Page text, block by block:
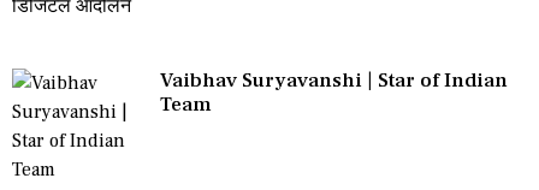
Vaibhav Suryavanshi | Star of Indian
Team